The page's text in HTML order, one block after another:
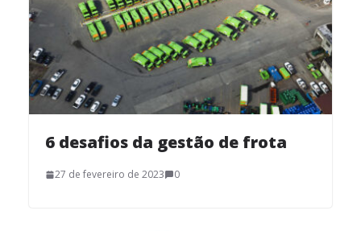
6 desafios da gestão de frota
27 de fevereiro de 2023 0